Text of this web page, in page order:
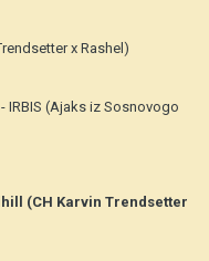
x Rashel)
IRBIS (Ajaks iz Sosnovogo
(CH Karvin Trendsetter